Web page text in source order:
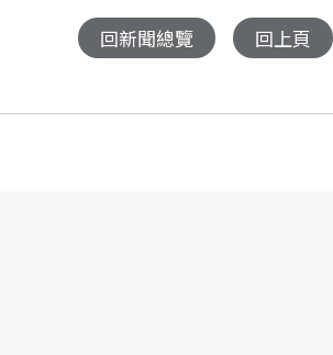
回新聞總覽 回上頁